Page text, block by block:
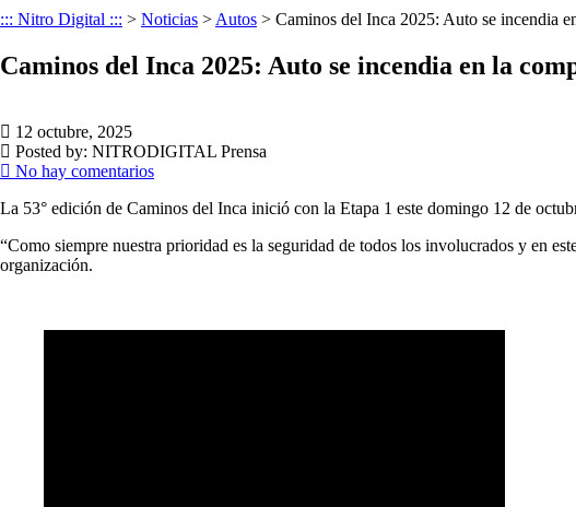
::: Nitro Digital ::: > Noticias > Autos > Caminos del Inca 2025: Auto se incendia
Caminos del Inca 2025: Auto se incendia en la
12 octubre, 2025
Posted by: NITRODIGITAL Prensa
No hay comentarios
La 53° edición de Caminos del Inca inició con la Etapa 1 este domingo 12 de
“Como siempre nuestra prioridad es la seguridad de todos los involucrados y en
organización.